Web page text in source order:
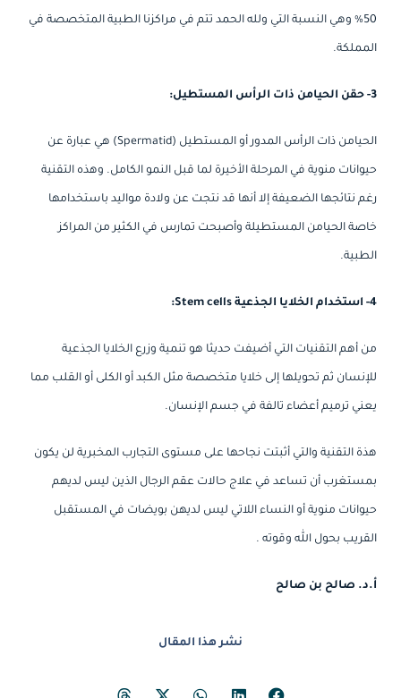
50% وهي النسبة التي ولله الحمد تتم في مراكزنا الطبية المتخصصة في
المملكة.
3- حقن الحيامن ذات الرأس المستطيل:
الحيامن ذات الرأس المدور أو المستطيل (Spermatid) هي عبارة عن
حيوانات منوية في المرحلة الأخيرة لما قبل النمو الكامل. وهذه التقنية
رغم نتائجها الضعيفة إلا أنها قد نتجت عن ولادة مواليد باستخدامها
خاصة الحيامن المستطيلة وأصبحت تمارس في الكثير من المراكز
الطبية.
4- استخدام الخلايا الجذعية Stem cells:
من أهم التقنيات التي أضيفت حديثا هو تنمية وزرع الخلايا الجذعية
للإنسان ثم تحويلها إلى خلايا متخصصة مثل الكبد أو الكلى أو القلب مما
يعني ترميم أعضاء تالفة في جسم الإنسان.
هذة التقنية والتي أثبتت نجاحها على مستوى التجارب المخبرية لن يكون
بمستغرب أن تساعد في علاج حالات عقم الرجال الذين ليس لديهم
حيوانات منوية أو النساء اللاتي ليس لديهن بويضات في المستقبل
القريب بحول الله وقوته .
أ.د. صالح بن صالح
نشر هذا المقال